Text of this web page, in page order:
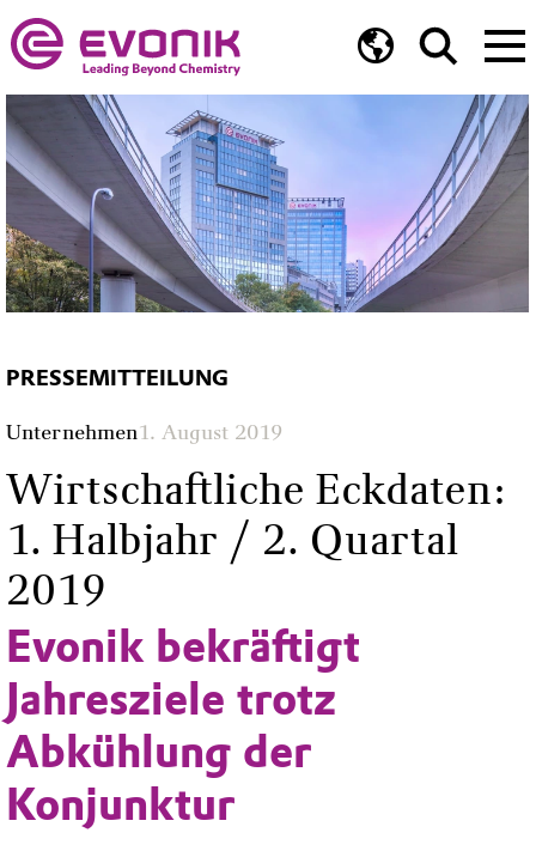
PRESSEMITTEILUNG
Unternehmen1. August 2019
Wirtschaftliche Eckdaten:
1. Halbjahr / 2. Quartal
2019
Evonik bekräftigt
Jahresziele trotz
Abkühlung der
Konjunktur